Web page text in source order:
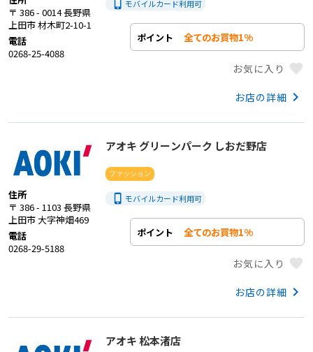
〒 386 - 0014 長野県
上田市 材木町2-10-1
電話
0268-25-4088
phone_iphone モバイルカード利用可
ポイント 全てのお買物1%
お気に入り favorite
お店の詳細 keyboard_arrow_right
住所
〒 386 - 1103 長野県
上田市 大字神畑469
電話
0268-29-5188
アオキ グリーンパーク しおだ野店
ファッション
phone_iphone モバイルカード利用可
ポイント 全てのお買物1%
お気に入り favorite
お店の詳細 keyboard_arrow_right
アオキ 松本渚店